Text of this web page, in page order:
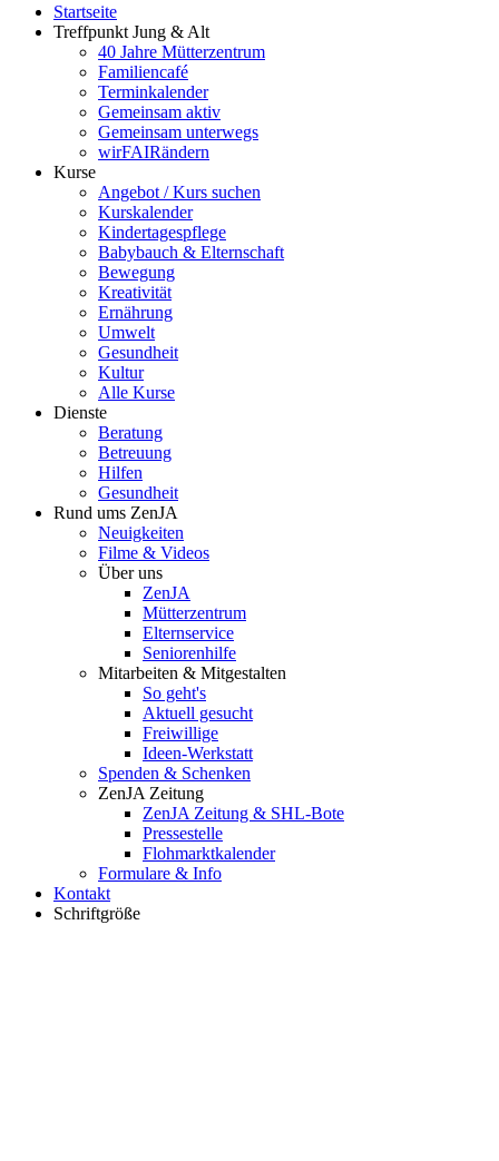
Startseite
Treffpunkt Jung & Alt
40 Jahre Mütterzentrum
Familiencafé
Terminkalender
Gemeinsam aktiv
Gemeinsam unterwegs
wirFAIRändern
Kurse
Angebot / Kurs suchen
Kurskalender
Kindertagespflege
Babybauch & Elternschaft
Bewegung
Kreativität
Ernährung
Umwelt
Gesundheit
Kultur
Alle Kurse
Dienste
Beratung
Betreuung
Hilfen
Gesundheit
Rund ums ZenJA
Neuigkeiten
Filme & Videos
Über uns
ZenJA
Mütterzentrum
Elternservice
Seniorenhilfe
Mitarbeiten & Mitgestalten
So geht's
Aktuell gesucht
Freiwillige
Ideen-Werkstatt
Spenden & Schenken
ZenJA Zeitung
ZenJA Zeitung & SHL-Bote
Pressestelle
Flohmarktkalender
Formulare & Info
Kontakt
Schriftgröße